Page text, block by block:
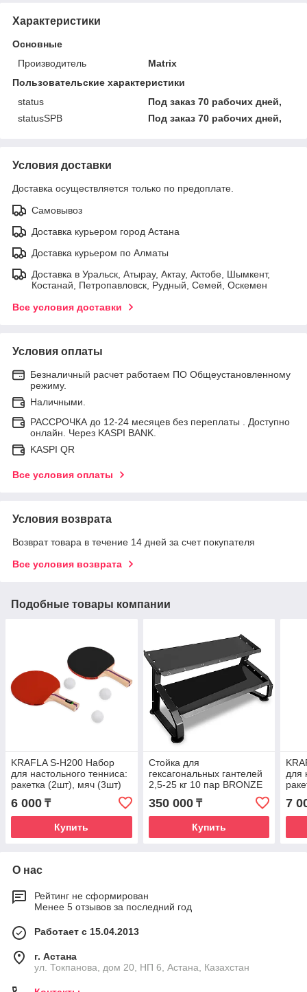
Характеристики
Основные
Производитель
Matrix
Пользовательские характеристики
status
Под заказ 70 рабочих дней,
statusSPB
Под заказ 70 рабочих дней,
Условия доставки
Доставка осуществляется только по предоплате.
Самовывоз
Доставка курьером город Астана
Доставка курьером по Алматы
Доставка в Уральск, Атырау, Актау, Актобе, Шымкент,
Костанай, Петропавловск, Рудный, Семей, Оскемен
Все условия доставки
Условия оплаты
Безналичный расчет работаем ПО Общеустановленному
режиму.
Наличными.
РАССРОЧКА до 12-24 месяцев без переплаты . Доступно
онлайн. Через KASPI BANK.
KASPI QR
Все условия оплаты
Условия возврата
Возврат товара в течение 14 дней за счет покупателя
Все условия возврата
Подобные товары компании
KRAFLA S-H200 Набор
для настольного тенниса:
ракетка (2шт), мяч (3шт)
6 000 ₸
Купить
Стойка для
гексагональных гантелей
2,5-25 кг 10 пар BRONZE
GYM PARTNER AL-418
350 000₸
Купить
для
7
О нас
Рейтинг не сформирован
Менее 5 отзывов за последний год
Работает с 15.04.2013
г. Астана
ул. Токпанова, дом 20, НП 6, Астана, Казахстан